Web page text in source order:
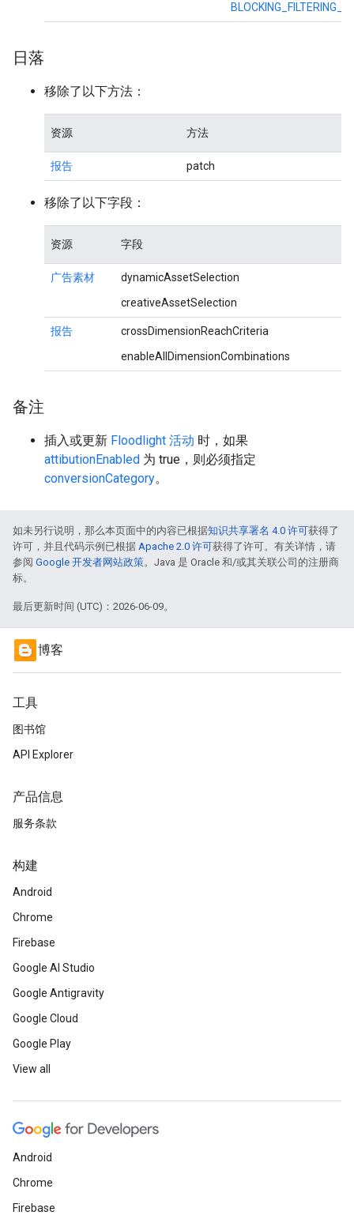
日落
移除了以下方法：
资源 方法
报告 patch
移除了以下字段：
资源 字段
广告素材
dynamicAssetSelection
creativeAssetSelection
报告
crossDimensionReachCriteria
enableAllDimensionCombinations
备注
插入或更新 Floodlight 活动 时，如果
attibutionEnabled 为 true，则必须指定
conversionCategory。
如未另行说明，那么本页面中的内容已根据知识共享署名 4.0 许可获得了
许可，并且代码示例已根据 Apache 2.0 许可获得了许可。有关详情，请
参阅 Google 开发者网站政策。Java 是 Oracle 和/或其关联公司的注册商
标。
最后更新时间 (UTC)：2026-06-09。
博客
工具
图书馆
API Explorer
产品信息
服务条款
构建
Android
Chrome
Firebase
Google AI Studio
Google Antigravity
Google Cloud
Google Play
View all
Android
Chrome
Firebase